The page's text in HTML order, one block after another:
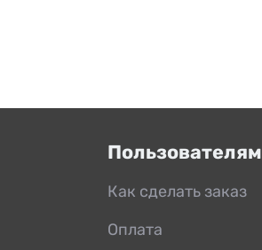
Пользователям
Как сделать заказ
Оплата